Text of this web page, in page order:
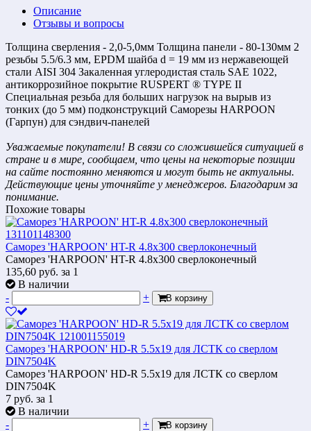
Описание
Отзывы и вопросы
Толщина сверления - 2,0-5,0мм Толщина панели - 80-130мм 2
резьбы 5.5/6.3 мм, EPDM шайба d = 19 мм из нержавеющей
стали AISI 304 Закаленная углеродистая сталь SAE 1022,
антикоррозийное покрытие RUSPERT ® TYPE II
Специальная резьба для больших нагрузок на вырыв из
тонких (до 5 мм) подконструкций Саморезы HARPOON
(Гарпун) для сэндвич-панелей
Уважаемые покупатели! В связи со сложившейся ситуацией в
стране и в мире, сообщаем, что цены на некоторые позиции
на сайте постоянно меняются и могут быть не актуальны.
Действующие цены уточняйте у менеджеров. Благодарим за
понимание.
Похожие товары
Саморез 'HARPOON' HT-R 4.8x300 сверлоконечный
Саморез 'HARPOON' HT-R 4.8x300 сверлоконечный
135,60 руб. за 1
В наличии
-
+ В корзину
Саморез 'HARPOON' HD-R 5.5х19 для ЛСТК со сверлом
DIN7504K
Саморез 'HARPOON' HD-R 5.5х19 для ЛСТК со сверлом
DIN7504K
7 руб. за 1
В наличии
-
+ В корзину